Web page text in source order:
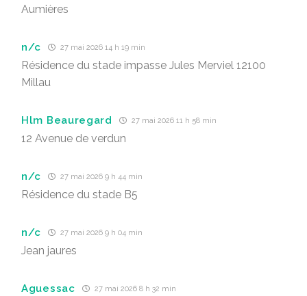
Aumières
n/c 27 mai 2026 14 h 19 min
Résidence du stade impasse Jules Merviel 12100
Millau
Hlm Beauregard 27 mai 2026 11 h 58 min
12 Avenue de verdun
n/c 27 mai 2026 9 h 44 min
Résidence du stade B5
n/c 27 mai 2026 9 h 04 min
Jean jaures
Aguessac 27 mai 2026 8 h 32 min